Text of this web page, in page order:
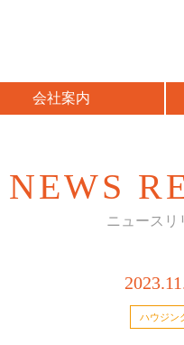
会社案内
NEWS
ニュースリ
ハウジン